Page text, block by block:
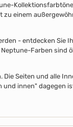
zu einem
- entdecken Sie
Farben sind
Seiten und alle
innen" dagegen